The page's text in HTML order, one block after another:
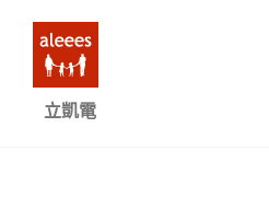
content
立凱電